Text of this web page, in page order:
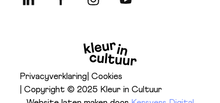
Privacyverklaring | Cookies
| Copyright © 2025 Kleur in Cultuur